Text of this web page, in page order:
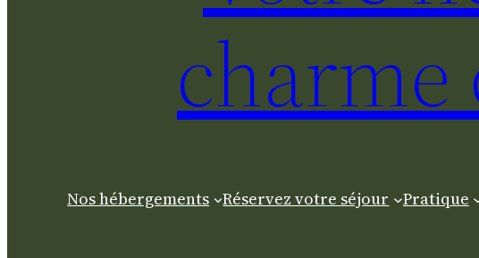
charme
Nos hébergements Réservez votre séjour Pratique